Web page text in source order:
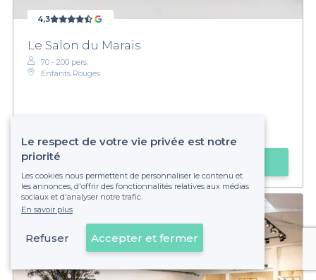
4,3
Le Salon du Marais
70 - 200 pers.
Enfants Rouges
Voir sur la carte
Le respect de votre vie privée est notre
priorité
Les cookies nous permettent de personnaliser le contenu et
les annonces, d'offrir des fonctionnalités relatives aux médias
sociaux et d'analyser notre trafic.
En savoir plus
Refuser Accepter et fermer